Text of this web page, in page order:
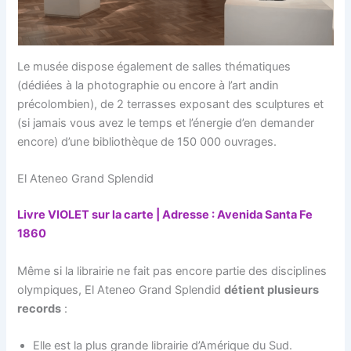
Le musée dispose également de salles thématiques
(dédiées à la photographie ou encore à l’art andin
précolombien), de 2 terrasses exposant des sculptures et
(si jamais vous avez le temps et l’énergie d’en demander
encore) d’une bibliothèque de 150 000 ouvrages.
El Ateneo Grand Splendid
Livre VIOLET sur la carte | Adresse : Avenida Santa Fe
1860
Même si la librairie ne fait pas encore partie des disciplines
olympiques, El Ateneo Grand Splendiddétient plusieurs
records :
Elle est la plus grande librairie d’Amérique du Sud.